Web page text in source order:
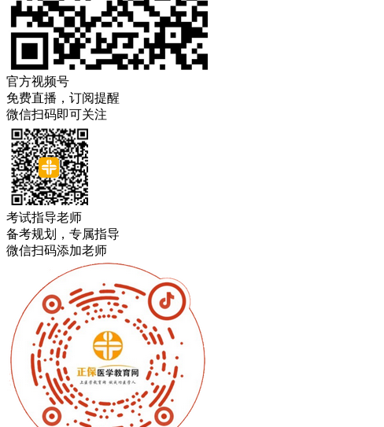
官方视频号
免费直播，订阅提醒
微信扫码即可关注
考试指导老师
备考规划，专属指导
微信扫码添加老师